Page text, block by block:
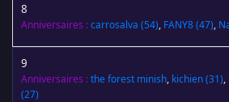
8
Anniversaires :carrosalva (54), FANY8(47),
9
Anniversaires :the forest minish, kichien(31),
(27)